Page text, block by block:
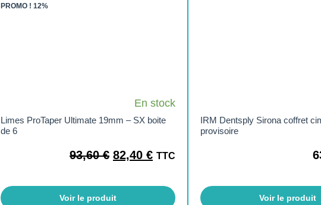
PROMO ! 12%
En stock
Limes ProTaper Ultimate 19mm – SX boite
de 6
93,60€ 82,40 € TTC
Voir le produit
IRM Dentsply Sirona coffret
provisoire
Voir le produit